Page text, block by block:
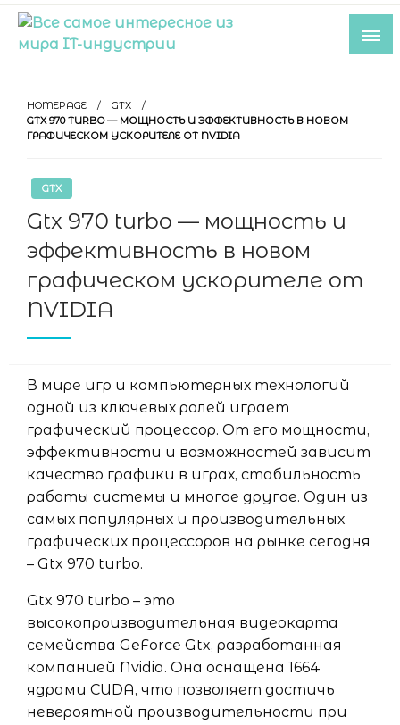
Skip
content
индустрии
HOMEPAGE
GTX
GTX 970 TURBO — МОЩНОСТЬ И ЭФФЕКТИВНОСТЬ В НОВОМ
ГРАФИЧЕСКОМ УСКОРИТЕЛЕ ОТ NVIDIA
GTX
Gtx 970 turbo — мощность и
эффективность в новом
графическом ускорителе от
NVIDIA
В мире игр и компьютерных технологий
одной из ключевых ролей играет
графический процессор. От его мощности,
эффективности и возможностей зависит
качество графики в играх, стабильность
работы системы и многое другое. Один из
самых популярных и производительных
графических процессоров на рынке сегодня
– Gtx 970 turbo.
Gtx 970 turbo – это
высокопроизводительная видеокарта
семейства GeForce Gtx, разработанная
компанией Nvidia. Она оснащена 1664
ядрами CUDA, что позволяет достичь
невероятной производительности при